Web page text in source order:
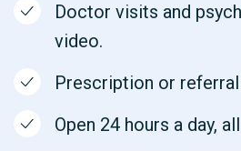
Doctor visits and
video.
Prescription or
Open 24 hours a day,